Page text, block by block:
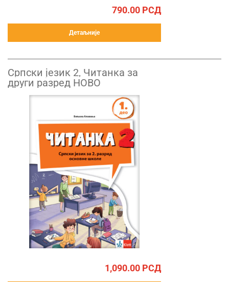
790.00 РСД
Детаљније
Српски језик 2, Читанка за
други разред НОВО
1,090.00 РСД